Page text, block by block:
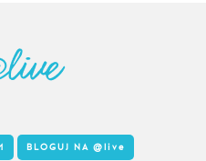
BLOGUJ NA @live